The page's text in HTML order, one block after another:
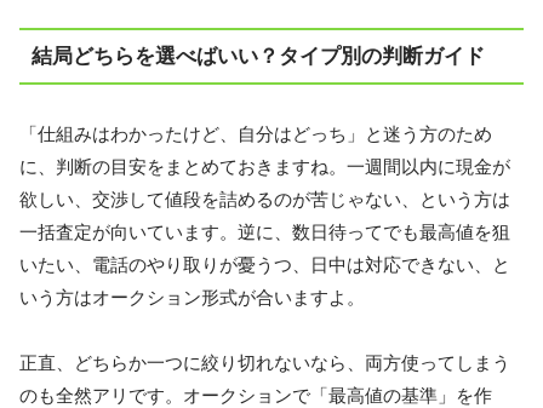
結局どちらを選べばいい？タイプ別の判断ガイド
「仕組みはわかったけど、自分はどっち」と迷う方のため
に、判断の目安をまとめておきますね。一週間以内に現金が
欲しい、交渉して値段を詰めるのが苦じゃない、という方は
一括査定が向いています。逆に、数日待ってでも最高値を狙
いたい、電話のやり取りが憂うつ、日中は対応できない、と
いう方はオークション形式が合いますよ。
正直、どちらか一つに絞り切れないなら、両方使ってしまう
のも全然アリです。オークションで「最高値の基準」を作